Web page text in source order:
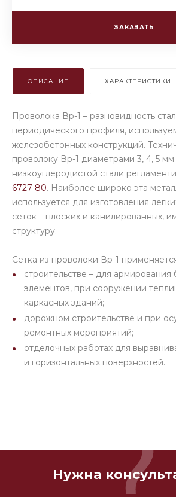
ЗАКАЗАТЬ
ОПИСАНИЕ ХАРАКТЕРИСТИКИ
Проволока Вр-1 – разновидность
периодического профиля,
железобетонных конструкций.
проволоку Вр-1 диаметрами 3, 4, 5 мм
низкоуглеродистой стали
6727-80. Наиболее широко эта
используется для изготовления
сеток – плоских и канилированных,
структуру.
Сетка из проволоки Вр-1
строительстве – для армирования
элементов, при сооружении
каркасных зданий;
дорожном строительстве и при
ремонтных мероприятий;
отделочных работах для
и горизонтальных поверхностей.
Нужна